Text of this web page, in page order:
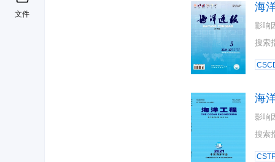
文件
海
影响
搜索
海
影响
搜索